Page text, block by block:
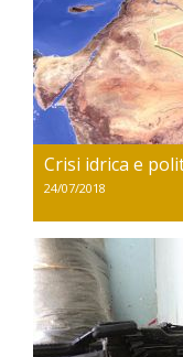
Crisi idrica e
24/07/2018